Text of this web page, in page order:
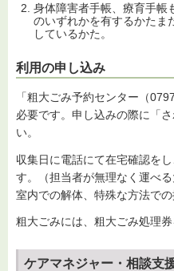
身体障害者手帳、療育手帳
のいずれかを有するかたま
しているかた。
利用の申し込み
「粗大ごみ予約センター（
必要です。申し込みの際に「
い。
収集日に電話にて在宅確認を
す。（担当者が無理なく運べ
室内での解体、特殊な方法での
粗大ごみには、粗大ごみ処理
ケアマネジャー・相談支